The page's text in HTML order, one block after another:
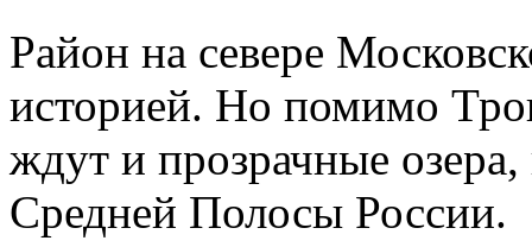
Район на севере
историей. Но помимо
ждут и прозрачные
Средней Полосы России.